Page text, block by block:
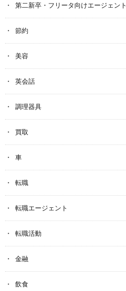
第二新卒・フリータ向けエージェント
節約
美容
英会話
調理器具
買取
車
転職
転職エージェント
転職活動
金融
飲食